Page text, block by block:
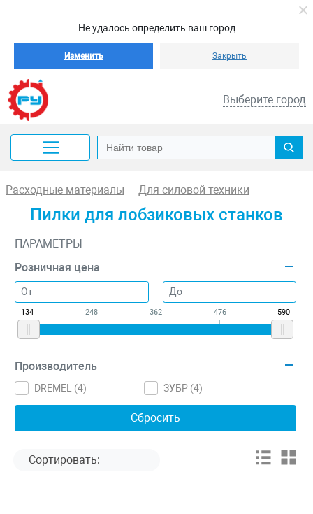
Не удалось определить ваш город
Изменить Закрыть
Выберите город
Расходные материалы Для силовой техники
Пилки для лобзиковых станков
ПАРАМЕТРЫ
Розничная цена
134 248 362 476 590
Производитель
DREMEL (4) ЗУБР (4)